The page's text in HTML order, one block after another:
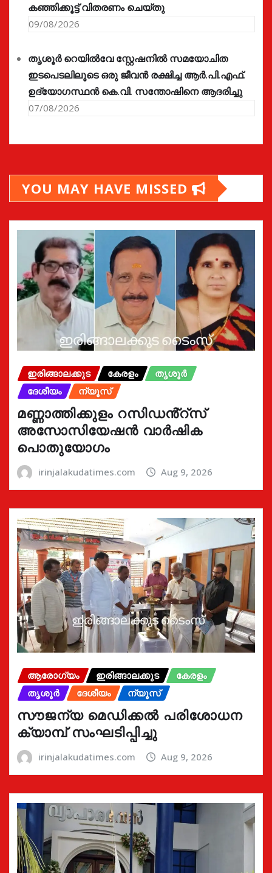
കഞ്ഞിക്കൂട്ട് വിതരണം ചെയ്തു
09/08/2026
തൃശൂർ റെയിൽവേ സ്റ്റേഷനിൽ സമയോചിത
ഇടപെടലിലൂടെ ഒരു ജീവൻ രക്ഷിച്ച ആർ.പി.എഫ്.
ഉദ്യോഗസ്ഥൻ കെ.വി. സന്തോഷിനെ ആദരിച്ചു
07/08/2026
YOU MAY HAVE MISSED
ഇരിങ്ങാലക്കുട കേരളം
തൃശൂർ
ദേശീയം
ന്യൂസ്
മണ്ണാത്തിക്കുളം റസിഡൻ്റ്സ്
അസോസിയേഷൻ വാർഷിക
പൊതുയോഗം
irinjalakudatimes.com Aug 9, 2026
ആരോഗ്യം ഇരിങ്ങാലക്കുട
കേരളം
തൃശൂർ
ദേശീയം ന്യൂസ്
സൗജന്യ മെഡിക്കൽ പരിശോധന
ക്യാമ്പ് സംഘടിപ്പിച്ചു
irinjalakudatimes.com Aug 9, 2026